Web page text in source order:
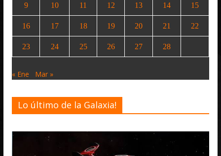
9 10 11 12 13 14 15
16 17 18 19 20 21 22
23 24 25 26 27 28
« Ene Mar »
Lo último de la Galaxia!